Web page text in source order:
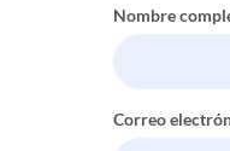
Nombre
Correo